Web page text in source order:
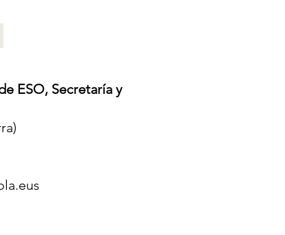
ESO, Secretaría y